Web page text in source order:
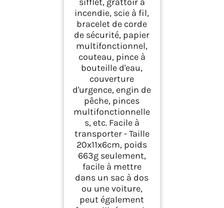
sifflet, grattoir à
incendie, scie à fil,
bracelet de corde
de sécurité, papier
multifonctionnel,
couteau, pince à
bouteille d'eau,
couverture
d'urgence, engin de
pêche, pinces
multifonctionnelle
s, etc. Facile à
transporter - Taille
20x11x6cm, poids
663g seulement,
facile à mettre
dans un sac à dos
ou une voiture,
peut également